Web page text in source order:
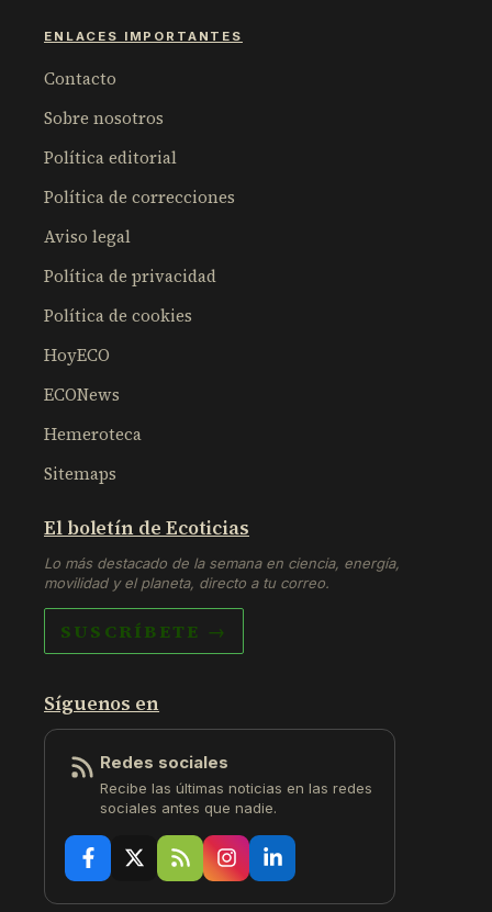
ENLACES IMPORTANTES
Contacto
Sobre nosotros
Política editorial
Política de correcciones
Aviso legal
Política de privacidad
Política de cookies
HoyECO
ECONews
Hemeroteca
Sitemaps
El boletín de Ecoticias
Lo más destacado de la semana en ciencia, energía,
movilidad y el planeta, directo a tu correo.
SUSCRÍBETE →
Síguenos en
Redes sociales
Recibe las últimas noticias en las redes
sociales antes que nadie.